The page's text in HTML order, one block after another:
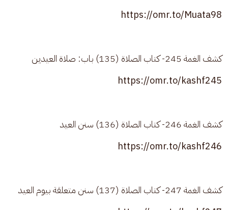
https://omr.to/Muata98
كشف الغمة 245- كتاب الصلاة (135) باب: صلاة العيدين
https://omr.to/kashf245
كشف الغمة 246- كتاب الصلاة (136) سنن العيد
https://omr.to/kashf246
كشف الغمة 247- كتاب الصلاة (137) سنن متعلقة بيوم العيد